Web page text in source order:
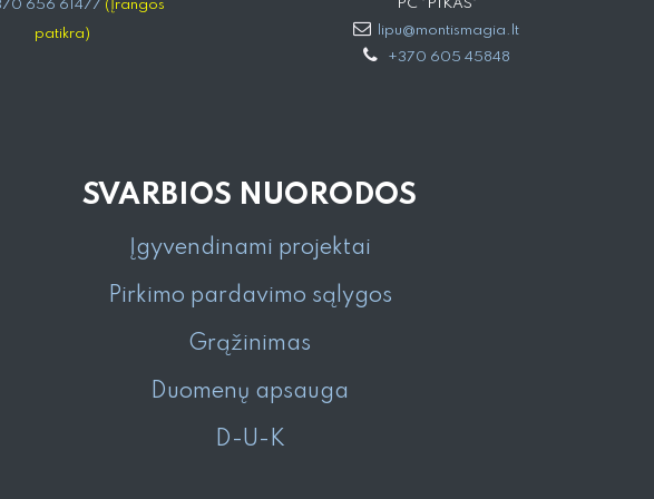
656 61477 (Įrangos
patikra)
PC "PIKAS"
lipu@montismagia.lt
+370 605 45848
SVARBIOS NUORODOS
Įgyvendinami projektai
Pirkimo pardavimo sąlygos
Grąžinimas
Duomenų apsauga
D-U-K